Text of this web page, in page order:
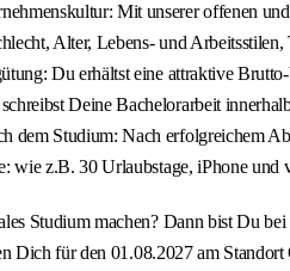
Mit unserer offenen
Alter, Lebens- und
Du erhältst eine attraktive
Deine Bachelorarbeit
dem Studium: Nach erfolgreichem
wie z.B. 30 Urlaubstage, iPhone und
Studium machen? Dann bist Du
Dich für den 01.08.2027 am